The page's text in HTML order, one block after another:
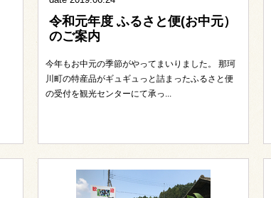
令和元年度 ふるさと便(お中元）
のご案内
今年もお中元の季節がやってまいりました。 那珂
川町の特産品がギュギュっと詰まったふるさと便
の受付を観光センターにて承っ...